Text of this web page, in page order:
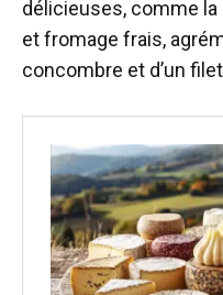
délicieuses, comme
et fromage frais,
concombre et d’un